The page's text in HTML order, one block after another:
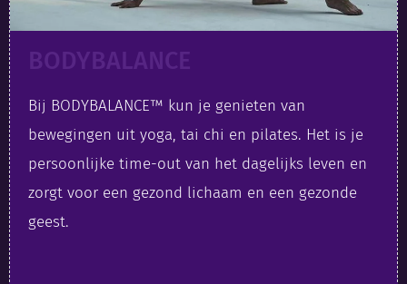
BODYBALANCE
Bij BODYBALANCE™ kun je genieten van
bewegingen uit yoga, tai chi en pilates. Het is je
persoonlijke time-out van het dagelijks leven en
zorgt voor een gezond lichaam en een gezonde
geest.